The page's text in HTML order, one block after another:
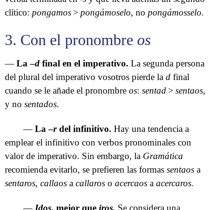
clítico: pongamos > pongámoselo, no pongámosselo.
3. Con el pronombre os
—La –d final en el imperativo. La segunda persona
del plural del imperativo vosotros pierde la d final
cuando se le añade el pronombre os: sentad > sentaos,
y no sentados.
—La –rdel infinitivo. Hay una tendencia a
emplear el infinitivo con verbos pronominales con
valor de imperativo. Sin embargo, la Gramática
recomienda evitarlo, se prefieren las formas sentaos a
sentaros, callaos a callaros o acercaos a acercaros.